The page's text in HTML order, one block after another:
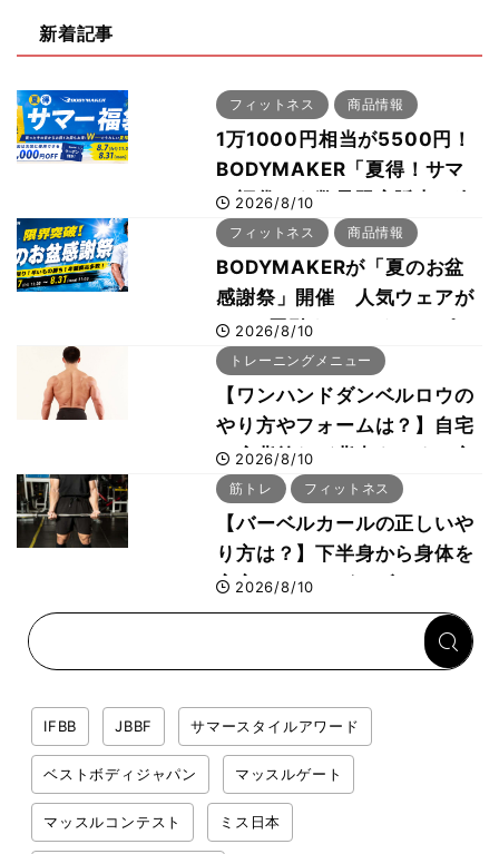
新着記事
フィットネス 商品情報
1万1000円相当が5500円！
BODYMAKER「夏得！サマ
ー福袋」を数量限定販売 次
回使える1000円OFFクーポ
ンも
2026/8/10
フィットネス 商品情報
BODYMAKERが「夏のお盆
感謝祭」開催 人気ウェアが
1000円引き、UVクールポン
チョは半額の990円に
2026/8/10
トレーニングメニュー
【ワンハンドダンベルロウの
やり方やフォームは？】自宅
で広背筋など背中をつくる方
法をボディビル世界王者・鈴
木雅選手が解説
2026/8/10
筋トレ フィットネス
【バーベルカールの正しいや
り方は？】下半身から身体を
安定させるのがカギ！
2026/8/10
IFBB JBBF サマースタイルアワード
ベストボディジャパン マッスルゲート
マッスルコンテスト ミス日本